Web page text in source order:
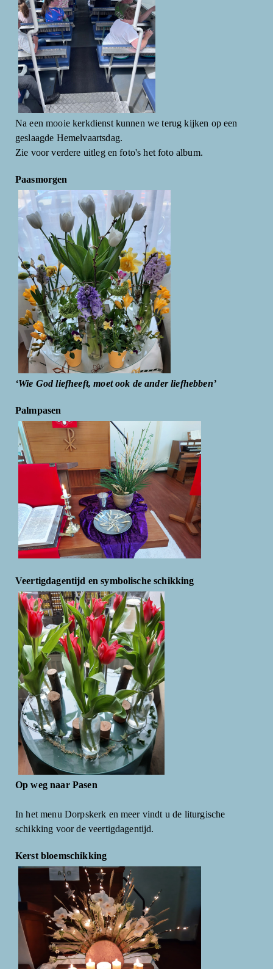
Na een mooie kerkdienst kunnen we terug kijken op een
geslaagde Hemelvaartsdag.
Zie voor verdere uitleg en foto's het foto album.
Paasmorgen
‘Wie God liefheeft, moet ook de ander liefhebben’
Palmpasen
Veertigdagentijd en symbolische schikking
Op weg naar Pasen
In het menu Dorpskerk en meer vindt u de liturgische
schikking voor de veertigdagentijd.
Kerst bloemschikking